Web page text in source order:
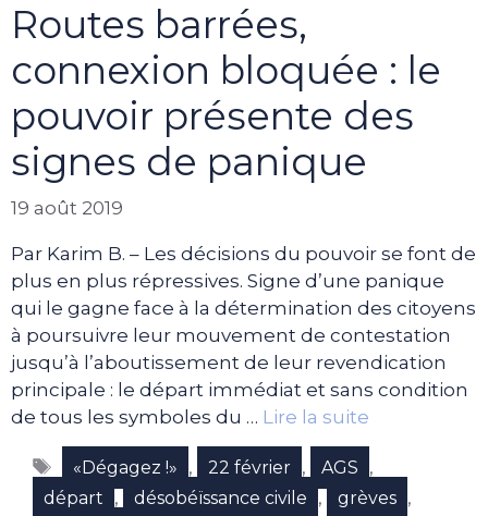
Routes barrées,
connexion bloquée : le
pouvoir présente des
signes de panique
19 août 2019
Par Karim B. – Les décisions du pouvoir se font de
plus en plus répressives. Signe d’une panique
qui le gagne face à la détermination des citoyens
à poursuivre leur mouvement de contestation
jusqu’à l’aboutissement de leur revendication
principale : le départ immédiat et sans condition
de tous les symboles du … Lire la suite
Étiquettes
«Dégagez !» , 22 février , AGS ,
départ , désobéïssance civile , grèves ,